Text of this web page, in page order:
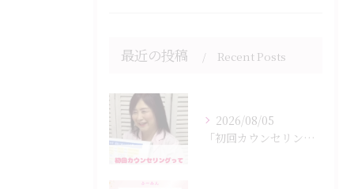
最近の投稿 Recent Posts
2026/08/05
「初回カウンセリングでは何をするの？」